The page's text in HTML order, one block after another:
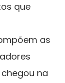
que
as
na